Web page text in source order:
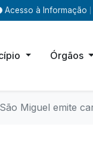
Acesso à Informação
Órgãos
Miguel emite